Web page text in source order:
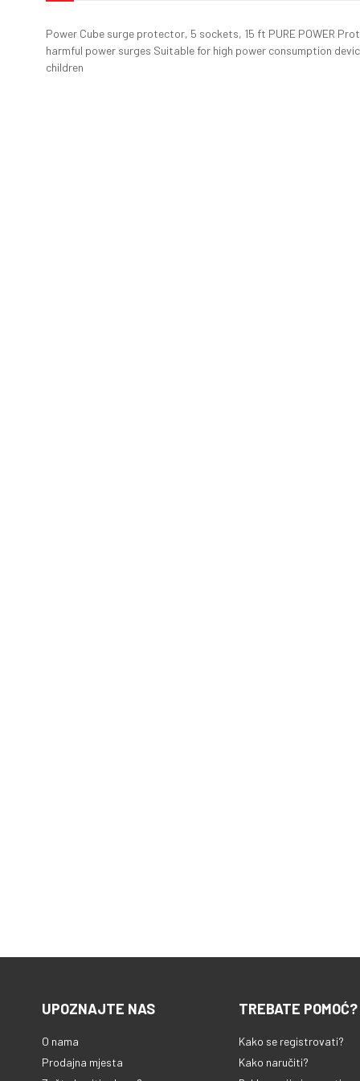
Power Cube surge protector, 5 sockets, 15 ft PURE POWER
harmful power surges Suitable for high power consumption
children
UPOZNAJTE NAS
O nama
Prodajna mjesta
TREBATE POMOĆ?
Kako se registrovati?
Kako naručiti?